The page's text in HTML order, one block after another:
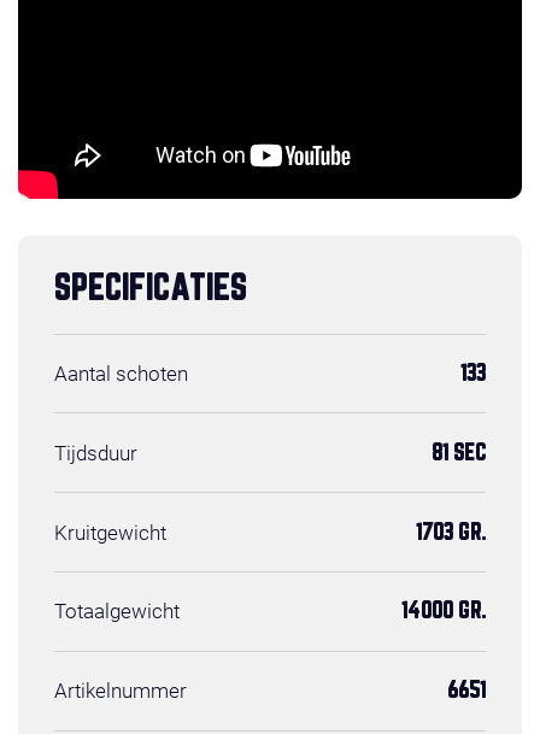
SPECIFICATIES
Aantal schoten 133
Tijdsduur 81 SEC
Kruitgewicht 1703 GR.
Totaalgewicht 14000 GR.
Artikelnummer 6651